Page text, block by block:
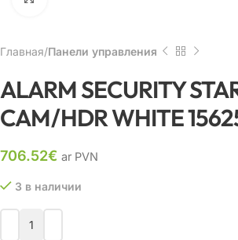
Главная Панели управления
ALARM SECURITY
CAM/HDR WHITE
706.52€ ar PVN
3 в наличии